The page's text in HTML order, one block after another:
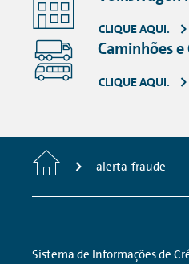
CLIQUE AQUI.
Caminhões
CLIQUE AQUI.
Home alerta-fraude
Footer
Links:
Sistema de Informações de